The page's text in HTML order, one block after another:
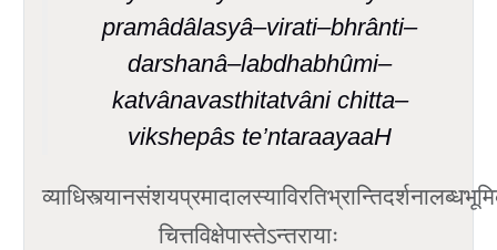
pramâdâlasyâ–virati–bhrânti–
darshanâ–labdhabhûmi–
katvânavasthitatvâni chitta–
vikshepâs te’ntaraayaaH
चित्तविक्षेपास्तेऽन्तरायाः